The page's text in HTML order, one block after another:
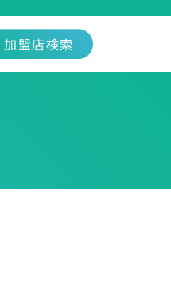
加盟店検索